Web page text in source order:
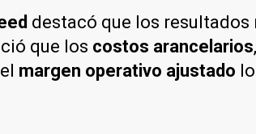
destacó que los resultados
que los costos arancelarios
margen operativo ajustado